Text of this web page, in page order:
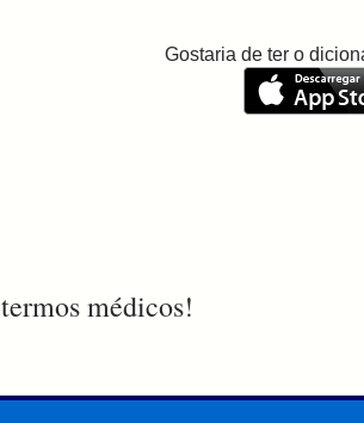
Gostaria de ter o
termos médicos!